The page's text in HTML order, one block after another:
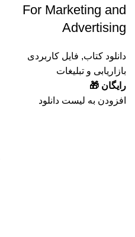
For Marketing and
Advertising
دانلود کتاب, فایل کاربردی
بازاریابی و تبلیغات
رایگان 🎁
افزودن به لیست دانلود